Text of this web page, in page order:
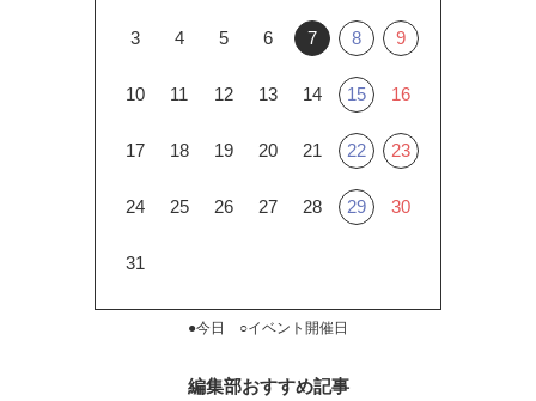
3 4 5 6 7 8 9
10 11 12 13 14 15 16
17 18 19 20 21 22 23
24 25 26 27 28 29 30
31
●今日 ○イベント開催日
編集部おすすめ記事